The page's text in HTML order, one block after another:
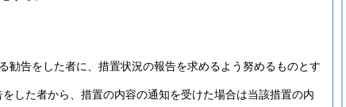
告をした者に、措置状況の報告を求めるよう努めるものとす
した者から、措置の内容の通知を受けた場合は当該措置の内